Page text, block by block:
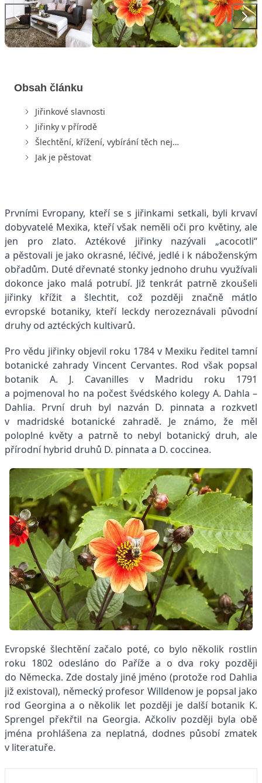
Obsah článku
Jiřinkové slavnosti
Jiřinky v přírodě
Šlechtění, křížení, vybírání těch nej…
Jak je pěstovat
Prvními Evropany, kteří se s jiřinkami setkali, byli krvaví
dobyvatelé Mexika, kteří však neměli oči pro květiny, ale
jen pro zlato. Aztékové jiřinky nazývali „acocotli“
a pěstovali je jako okrasné, léčivé, jedlé i k náboženským
obřadům. Duté dřevnaté stonky jednoho druhu využívali
dokonce jako malá potrubí. Již tenkrát patrně zkoušeli
jiřinky křížit a šlechtit, což později značně mátlo
evropské botaniky, kteří leckdy nerozeznávali původní
druhy od aztéckých kultivarů.
Pro vědu jiřinky objevil roku 1784 v Mexiku ředitel tamní
botanické zahrady Vincent Cervantes. Rod však popsal
botanik A. J. Cavanilles v Madridu roku 1791
a pojmenoval ho na počest švédského kolegy A. Dahla –
Dahlia. První druh byl nazván D. pinnata a rozkvetl
v madridské botanické zahradě. Je známo, že měl
poloplné květy a patrně to nebyl botanický druh, ale
přírodní hybrid druhů D. pinnata a D. coccinea.
Evropské šlechtění začalo poté, co bylo několik rostlin
roku 1802 odesláno do Paříže a o dva roky později
do Německa. Zde dostaly jiné jméno (protože rod Dahlia
již existoval), německý profesor Willdenow je popsal jako
rod Georgina a o několik let později je další botanik K.
Sprengel překřtil na Georgia. Ačkoliv později byla obě
jména prohlášena za neplatná, dodnes působí zmatek
v literatuře.